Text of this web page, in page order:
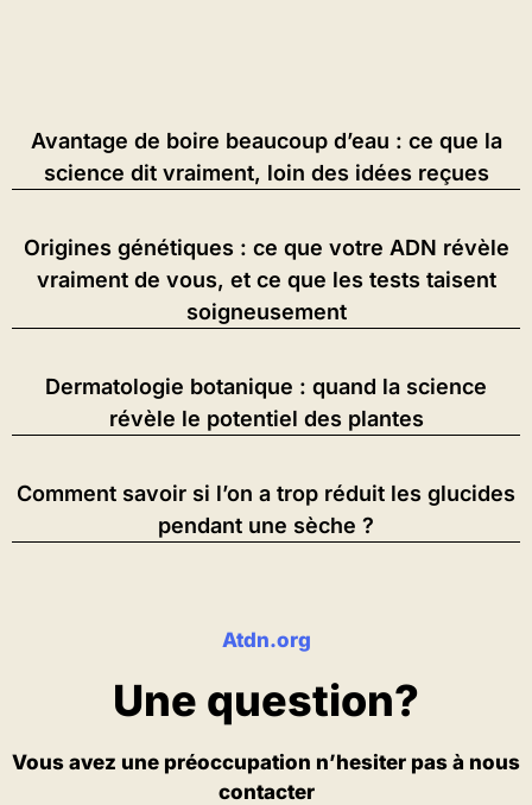
Avantage de boire beaucoup d’eau : ce que la
science dit vraiment, loin des idées reçues
Origines génétiques : ce que votre ADN révèle
vraiment de vous, et ce que les tests taisent
soigneusement
Dermatologie botanique : quand la science
révèle le potentiel des plantes
Comment savoir si l’on a trop réduit les glucides
pendant une sèche ?
Atdn.org
Une question?
Vous avez une préoccupation n’hesiter pas à nous
contacter